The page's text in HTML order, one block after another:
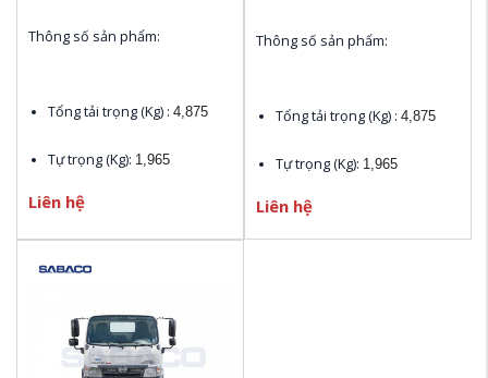
Thông số sản phẩm:
Tổng tải trọng (Kg) : 4,875
Tự trọng (Kg): 1,965
Chiều dài cơ sở (mm):
4,730 x 1,720 x 2,120
Khoảng cách từ sau Cabin
đến điểm cuối chassis (mm):
3,040
Liên hệ
Thông số sản phẩm:
Tổng tải trọng (Kg) : 4,875
Tự trọng (Kg): 1,965
Chiều dài cơ sở (mm):
Liên hệ